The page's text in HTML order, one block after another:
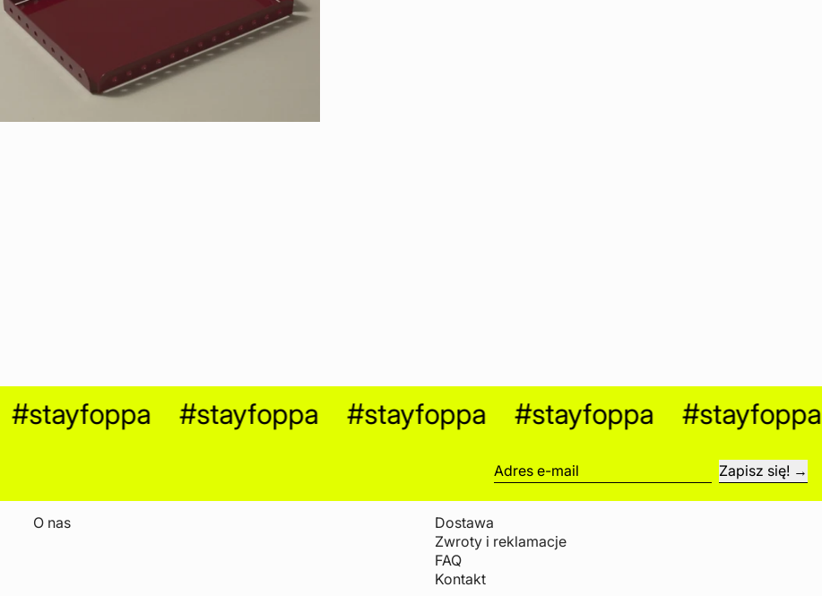
#stayfoppa #stayfoppa #stayfoppa #stayfoppa #stayfoppa
Adres e-mail
Zapisz się!
O nas
Dostawa
Zwroty i reklamacje
FAQ
Kontakt